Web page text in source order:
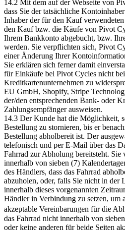
14.2 Mit dem auf der Webseite von
dass Sie der tatsächliche
Inhaber der für den Kauf
den Kauf bzw. die Käufe von Pivot
Ihrem Bankkonto abgebucht, bzw.
werden. Sie verpflichten sich, Pivot
einer Änderung Ihrer
Sie erklären sich ferner damit
für Einkäufe bei Pivot Cycles nicht
Kreditkartenunternehmen zu
EU GmbH, Shopify, Stripe
der/den entsprechenden Bank- oder
Zahlungsempfänger ausweisen.
14.3 Der Kunde hat die Möglichkeit,
Bestellung zu stornieren, bis er
Bestellung abholbereit ist. Der
telefonisch und per E-Mail über das
Fahrrad zur Abholung bereitsteht. Sie
innerhalb von sieben (7)
des Händlers, dass das Fahrrad
abzuholen, oder, falls Sie nicht in der
innerhalb dieses vorgenannten
Händler in Verbindung zu setzen, um
akzeptable Vereinbarungen für die
das Fahrrad nicht innerhalb von
oder keine anderen für beide Seiten